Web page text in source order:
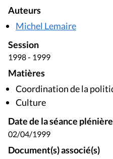
Auteurs
Michel Lemaire
Session
1998 - 1999
Matières
Coordination de la
Culture
Date de la séance
02/04/1999
Document(s) associé(s)